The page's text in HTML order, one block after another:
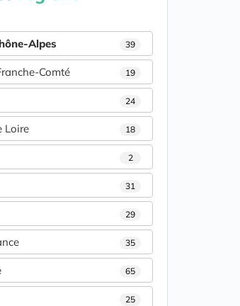
Alpes 39
Comté 19
24
Loire 18
2
31
29
35
65
25